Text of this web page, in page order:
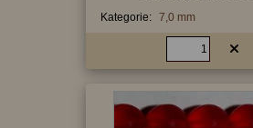
Kategorie: 7,0 mm